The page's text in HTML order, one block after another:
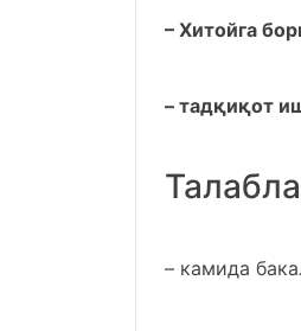
– Хитойга
– тадқиқот
– камида